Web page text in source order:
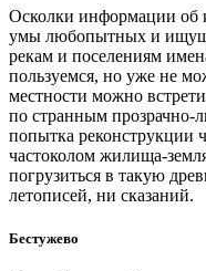
Осколки информации об
умы любопытных и
рекам и поселениям
пользуемся, но уже не
местности можно
по странным прозрачно-
попытка реконструкции
частоколом жилища-
погрузиться в такую
летописей, ни сказаний.
Бестужево